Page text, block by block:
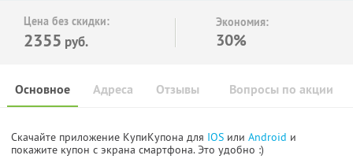
Цена без скидки:
2355 руб.
Экономия:
30%
Основное Отзывы Вопросы по акции
Адреса
Скачайте приложение КупиКупона для IOS или Android и
покажите купон с экрана смартфона. Это удобно :)